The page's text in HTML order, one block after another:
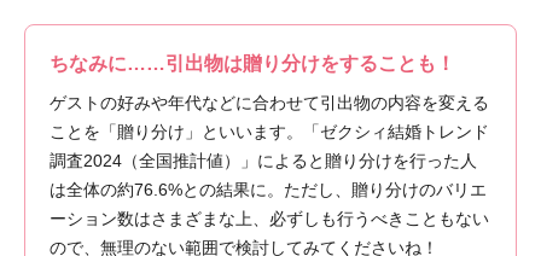
ちなみに……引出物は贈り分けをすることも！
ゲストの好みや年代などに合わせて引出物の内容を変える
ことを「贈り分け」といいます。「ゼクシィ結婚トレンド
調査2024（全国推計値）」によると贈り分けを行った人
は全体の約76.6%との結果に。ただし、贈り分けのバリエ
ーション数はさまざまな上、必ずしも行うべきこともない
ので、無理のない範囲で検討してみてくださいね！